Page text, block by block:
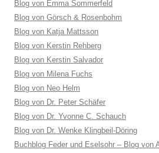
Blog von Emma Sommerfeld
Blog von Görsch & Rosenbohm
Blog von Katja Mattsson
Blog von Kerstin Rehberg
Blog von Kerstin Salvador
Blog von Milena Fuchs
Blog von Neo Helm
Blog von Dr. Peter Schäfer
Blog von Dr. Yvonne C. Schauch
Blog von Dr. Wenke Klingbeil-Döring
Buchblog Feder und Eselsohr – Blog von